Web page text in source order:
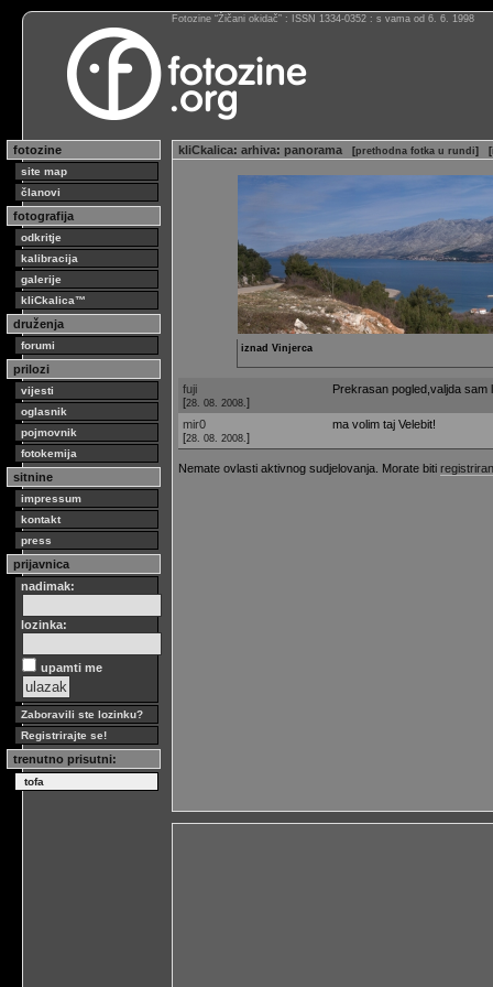
Fotozine “Žičani okidač” : ISSN 1334-0352 : s vama od 6. 6. 1998
fotozine
site map
članovi
fotografija
odkritje
kalibracija
galerije
kliCkalica™
druženja
forumi
prilozi
vijesti
oglasnik
pojmovnik
fotokemija
sitnine
impressum
kontakt
press
prijavnica
nadimak:
lozinka:
upamti me
Zaboravili ste lozinku?
Registrirajte se!
trenutno prisutni:
tofa
kliCkalica: arhiva: panorama [prethodna fotka u rundi] [
iznad Vinjerca
fuji
[28. 08. 2008. ]
Prekrasan pogled,valjda sam
mir0
[28. 08. 2008. ]
ma volim taj Velebit!
Nemate ovlasti aktivnog sudjelovanja. Morate biti